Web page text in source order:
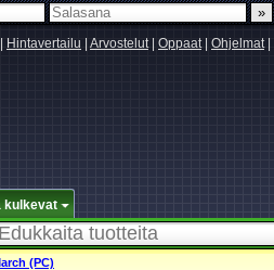
Hintavertailu Arvostelut| Oppaat| Ohjelmat|
kulkevat
(PC)